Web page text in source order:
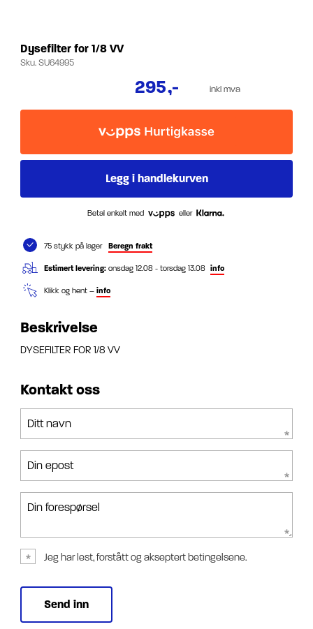
Dysefilter for 1/8 VV
Sku.SU64995
295,- inkl mva
Betal enkelt med eller
75 stykk på lager Beregn frakt
Estimert levering: onsdag 12.08 - torsdag 13.08 info
Klikk og hent – info
Beskrivelse
DYSEFILTER FOR 1/8 VV
Kontakt oss
Ditt navn
Din epost
Din forespørsel
Jeg har lest, forstått og akseptert betingelsene.